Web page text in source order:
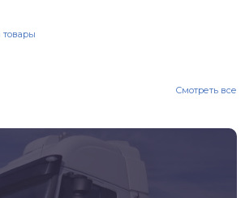
товары
Смотреть все